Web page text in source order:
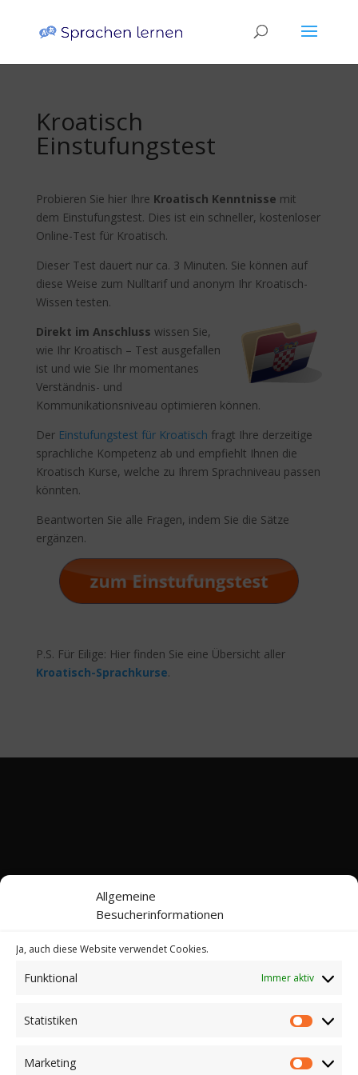
Allgemeine
Besucherinformationen
Ja, auch diese Website verwendet Cookies.
Funktional Immer aktiv
Statistiken
Marketing
Kroatisch
Einstufungstest
Probieren Sie hier Ihre Kroatisch Kenntnisse mit
dem Einstufungstest. Dies ist ein schneller, kostenloser
Online-Test für Kroatisch.
Dieser Test dauert nur ca. 3 Minuten. Sie können auf
diese Weise zum Nulltarif und anonym Ihr Kroatisch-
Wissen testen.
Direkt im Anschluss wissen Sie,
wie Ihr Kroatisch – Test ausgefallen
ist und wie Sie Ihr momentanes
Verständnis- und
Kommunikationsniveau optimieren können.
Der Einstufungstest für Kroatisch fragt Ihre derzeitige
sprachliche Kompetenz ab und empfiehlt Ihnen die
Kroatisch Kurse, welche zu Ihrem Sprachniveau passen
könnten.
Beantworten Sie alle Fragen, indem Sie die Sätze
ergänzen.
P.S. Für Eilige: Hier finden Sie eine Übersicht aller
Kroatisch-Sprachkurse.
Kontakt
Datenschutz
*Werbehinweis: Bei dieser Website handelt es sich